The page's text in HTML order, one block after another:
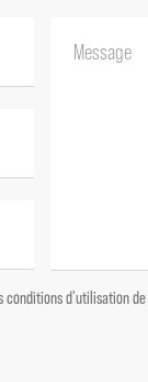
d'utilisation de